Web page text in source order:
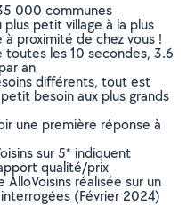
000 communes
petit village à la plus
proximité de chez vous !
les 10 secondes, 3.6
an
différents, tout est
besoin aux plus grands
une première réponse à
sur 5* indiquent
qualité/prix
AlloVoisins réalisée sur un
(Février 2024)